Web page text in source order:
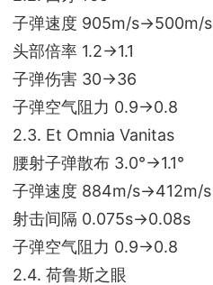
子弹速度 905m/s->500m/s
头部倍率 1.2->1.1
子弹伤害 30->36
子弹空气阻力 0.9->0.8
2.3. Et Omnia Vanitas
腰射子弹散布 3.0°->1.1°
子弹速度 884m/s->412m/s
射击间隔 0.075s->0.08s
子弹空气阻力 0.9->0.8
2.4. 荷鲁斯之眼